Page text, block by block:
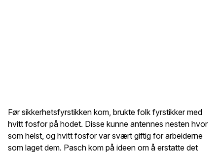
Før sikkerhetsfyrstikken kom, brukte folk fyrstikker med
hvitt fosfor på hodet. Disse kunne antennes nesten hvor
som helst, og hvitt fosfor var svært giftig for arbeiderne
som laget dem. Pasch kom på ideen om å erstatte det